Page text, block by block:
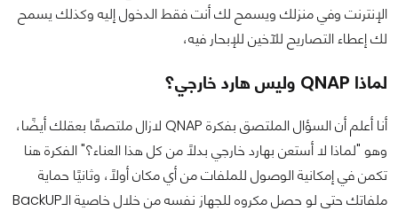
الإنترنت وفي منزلك ويسمح لك أنت فقط الدخول إليه وكذلك يسمح
لك إعطاء التصاريح للآخين للإبحار فيه،
لماذا QNAP وليس هارد خارجي؟
أنا أعلم أن السؤال الملتصق بفكرة QNAP لازال ملتصقًا بعقلك أيضًا،
وهو "لماذا لا أستعن بهارد خارجي بدلًا من كل هذا العناء؟" الفكرة هنا
تكمن في إمكانية الوصول للملفات من أي مكان أولًا، وثانيًا حماية
ملفاتك حتى لو حصل مكروه للجهاز نفسه من خلال خاصية الـBackUP